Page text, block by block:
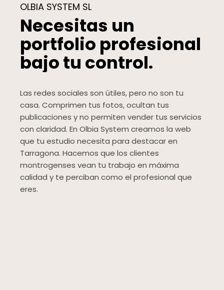
OLBIA SYSTEM SL
Necesitas un
portfolio profesional
bajo tu control.
Las redes sociales son útiles, pero no son tu
casa. Comprimen tus fotos, ocultan tus
publicaciones y no permiten vender tus servicios
con claridad. En Olbia System creamos la web
que tu estudio necesita para destacar en
Tarragona. Hacemos que los clientes
montrogenses vean tu trabajo en máxima
calidad y te perciban como el profesional que
eres.